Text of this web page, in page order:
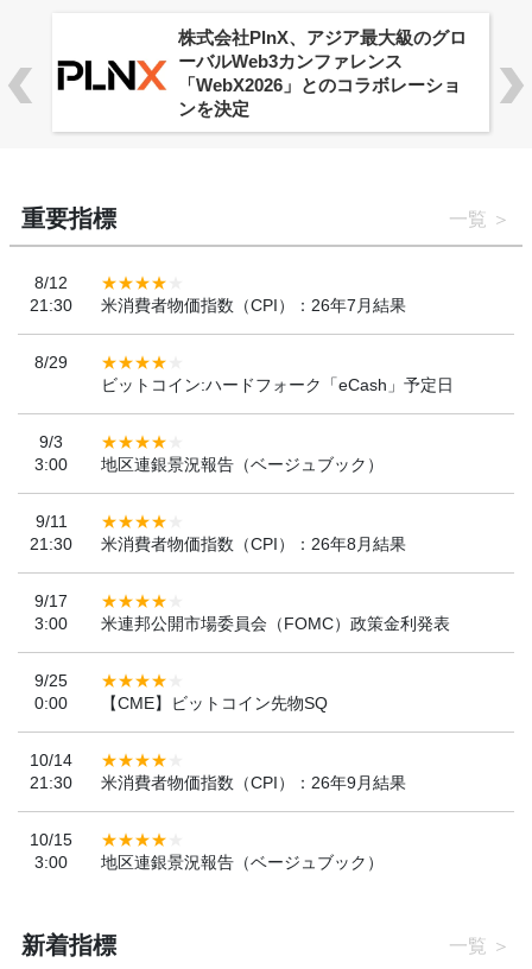
株式会社PlnX、アジア最大級のグロ
ーバルWeb3カンファレンス
「WebX2026」とのコラボレーショ
ンを決定
重要指標 一覧
8/12
21:30
米消費者物価指数（CPI）：26年7月結果
8/29
ビットコイン:ハードフォーク「eCash」予定日
9/3
3:00
地区連銀景況報告（ベージュブック）
9/11
21:30
米消費者物価指数（CPI）：26年8月結果
9/17
3:00
米連邦公開市場委員会（FOMC）政策金利発表
9/25
0:00
【CME】ビットコイン先物SQ
10/14
21:30
米消費者物価指数（CPI）：26年9月結果
10/15
3:00
地区連銀景況報告（ベージュブック）
新着指標 一覧